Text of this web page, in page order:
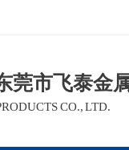
莞市飞泰金
CO., LTD.